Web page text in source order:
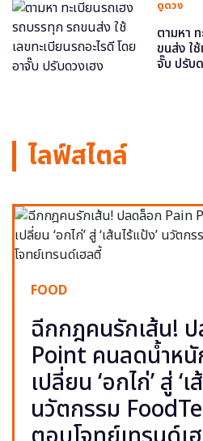
ดูดวง
ตามหา
ขนส่ง ใ
จั๊บ ปรับ
ไลฟ์สไตล์
FOOD
ฉีกกฎคนรักเส้น!
Point คนลดน้ำหนั
เปลี่ยน ‘อกไก่’ สู่ ‘
นวัตกรรม